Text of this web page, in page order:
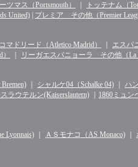
ツマス（Portsmouth） トッテナム（
United) プレミア その他（Premier
マドリード（Atletico Madrid） エスパ
リーガエスパニョーラ その他（La
シャルケ04（Schalke 04) ハ
ラウテルン(Kaiserslautern) 1860ミュン
Lyonnais) ＡＳモナコ（AS Monaco)